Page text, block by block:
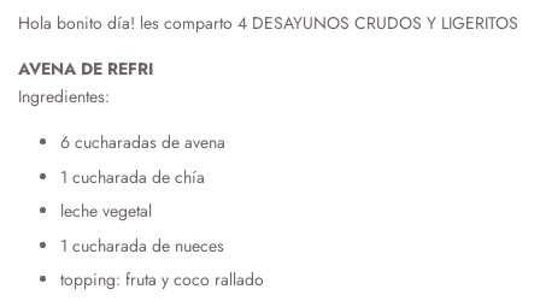
Hola bonito día! les comparto 4 DESAYUNOS CRUDOS Y LIGERITOS
AVENA DE REFRI
Ingredientes:
6 cucharadas de avena
1 cucharada de chía
leche vegetal
1 cucharada de nueces
topping: fruta y coco rallado